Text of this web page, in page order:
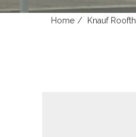
Home Knauf